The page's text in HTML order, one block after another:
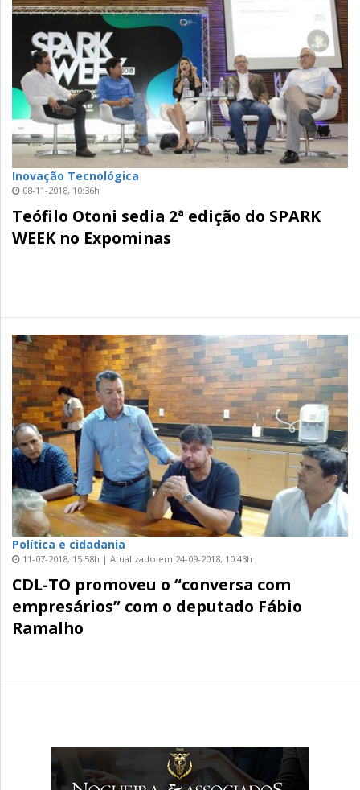
Inovação Tecnológica
08-11-2018, 10:36h
Teófilo Otoni sedia 2ª edição do SPARK
WEEK no Expominas
Política e cidadania
11-07-2018, 15:58h | Atualizado em 24-09-2018, 10:43h
CDL-TO promoveu o “conversa com
empresários” com o deputado Fábio
Ramalho